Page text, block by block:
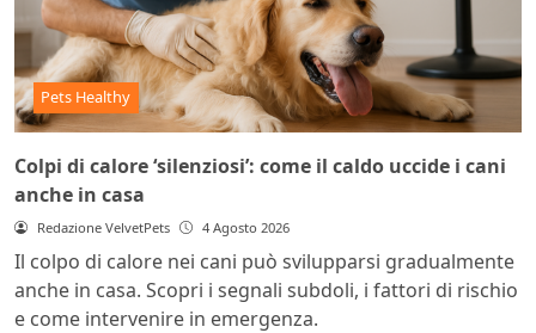
Pets Healthy
Colpi di calore ‘silenziosi’: come il caldo uccide i cani
anche in casa
Redazione VelvetPets 4 Agosto 2026
Il colpo di calore nei cani può svilupparsi gradualmente
anche in casa. Scopri i segnali subdoli, i fattori di rischio
e come intervenire in emergenza.